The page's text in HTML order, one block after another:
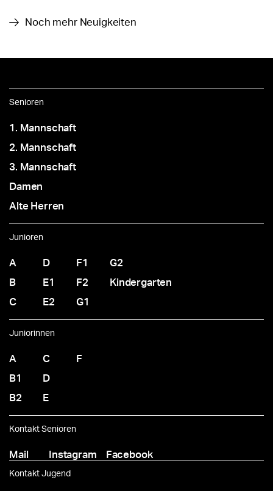
Noch mehr Neuigkeiten
Senioren
1. Mannschaft
2. Mannschaft
3. Mannschaft
Damen
Alte Herren
Junioren
A
B
C
D
E1
E2
F1
F2
G1
G2
Kindergarten
Juniorinnen
A
B1
B2
C
D
E
F
Kontakt Senioren
Mail Instagram Facebook
Kontakt Jugend